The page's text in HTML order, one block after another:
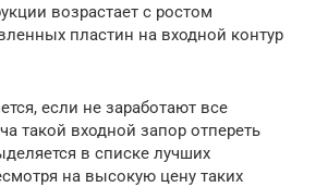
возрастает с ростом
пластин на входной контур
если не заработают все
такой входной запор отпереть
в списке лучших
на высокую цену таких